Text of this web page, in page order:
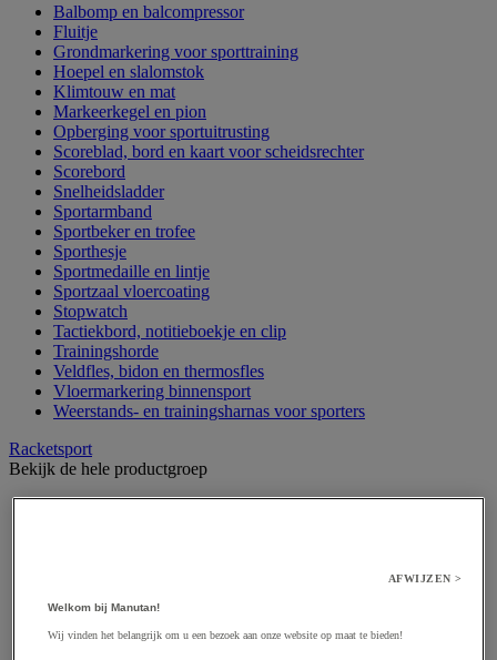
Balbomp en balcompressor
Fluitje
Grondmarkering voor sporttraining
Hoepel en slalomstok
Klimtouw en mat
Markeerkegel en pion
Opberging voor sportuitrusting
Scoreblad, bord en kaart voor scheidsrechter
Scorebord
Snelheidsladder
Sportarmband
Sportbeker en trofee
Sporthesje
Sportmedaille en lintje
Sportzaal vloercoating
Stopwatch
Tactiekbord, notitieboekje en clip
Trainingshorde
Veldfles, bidon en thermosfles
Vloermarkering binnensport
Weerstands- en trainingsharnas voor sporters
Racketsport
Bekijk de hele productgroep
Squash
Tennis
AFWIJZEN >
Welkom bij Manutan!
Wij vinden het belangrijk om u een bezoek aan onze website op maat te bieden!